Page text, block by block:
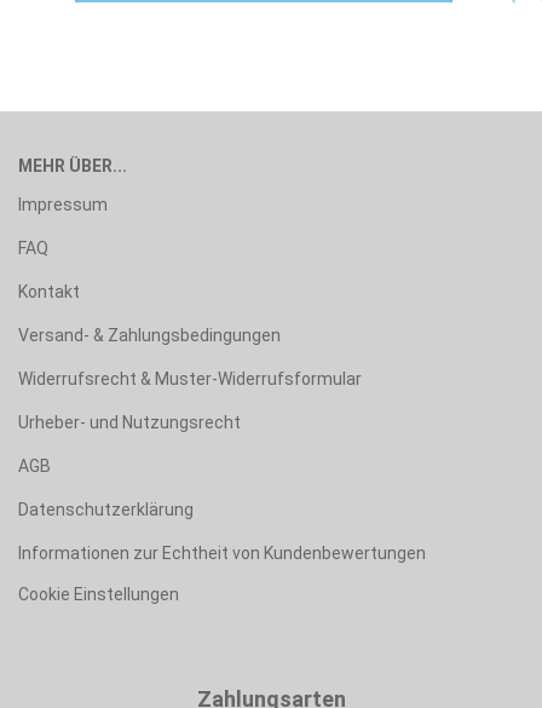
MEHR ÜBER...
Impressum
FAQ
Kontakt
Versand- & Zahlungsbedingungen
Widerrufsrecht & Muster-Widerrufsformular
Urheber- und Nutzungsrecht
AGB
Datenschutzerklärung
Informationen zur Echtheit von Kundenbewertungen
Cookie Einstellungen
Zahlungsarten